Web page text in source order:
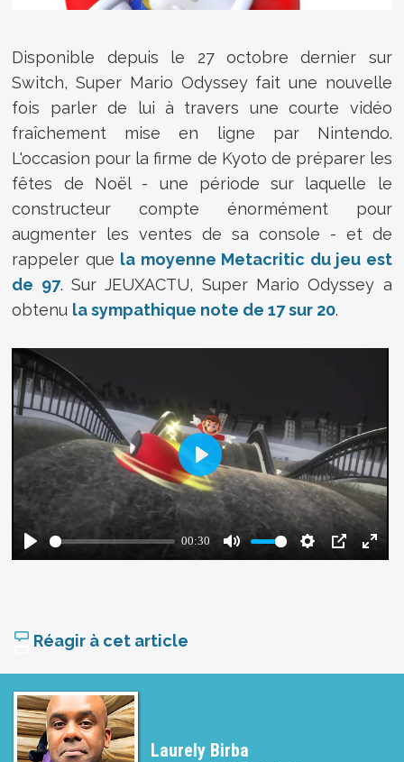
Disponible depuis le 27 octobre dernier sur
Switch, Super Mario Odyssey fait une nouvelle
fois parler de lui à travers une courte vidéo
fraîchement mise en ligne par Nintendo.
L'occasion pour la firme de Kyoto de préparer les
fêtes de Noël - une période sur laquelle le
constructeur compte énormément pour
augmenter les ventes de sa console - et de
rappeler que la moyenne Metacritic du jeu est
de 97. Sur JEUXACTU, Super Mario Odyssey a
obtenu la sympathique note de 17 sur 20.
Réagir à cet article
Laurely Birba